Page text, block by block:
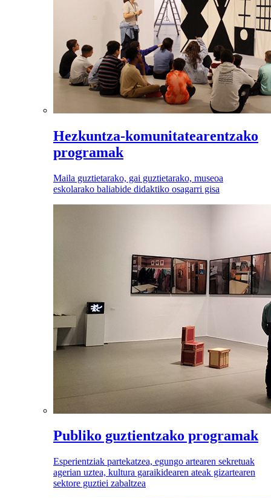
Hezkuntza-komunitatearentzako
programak
Maila guztietarako, gai guztietarako, museoa
eskolarako baliabide didaktiko osagarri gisa
Publiko guztientzako programak
Esperientziak partekatzea, egungo artearen sekretuak
agerian uztea, kultura garaikidearen ateak gizartearen
sektore guztiei zabaltzea